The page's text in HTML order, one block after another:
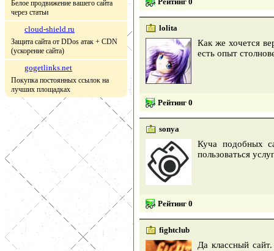
Белое продвижение вашего сайта
через статьи
cloud-shield.ru
Защита сайта от DDos атак + CDN
(ускорение сайта)
gogetlinks.net
Покупка постоянных ссылок на
лучших площадках
lolita
Как же хочется
есть опыт
Рейтинг 0
sonya
Куча подобных
пользоваться
Рейтинг 0
fightclub
Да классный